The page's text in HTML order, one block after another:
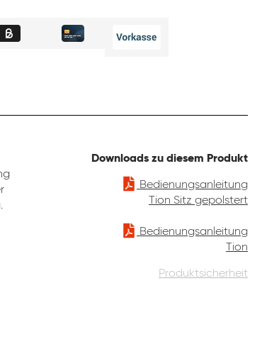
Downloads zu diesem Produkt
Bedienungsanleitung
Tion Sitz gepolstert
Bedienungsanleitung
Tion
Produktsicherheit